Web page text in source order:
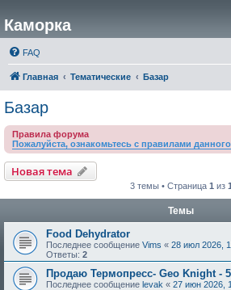
Каморка
FAQ
Главная Тематические Базар
Базар
Правила форума
Пожалуйста, ознакомьтесь с правилами
Новая тема
3 темы • Страница 1 из 1
Темы
Food Dehydrator
Последнее сообщение Vims « 28 июл 2026,
Ответы: 2
Продаю Термопресс- Geo Knight -
Последнее сообщение levak « 27 июн 2026,